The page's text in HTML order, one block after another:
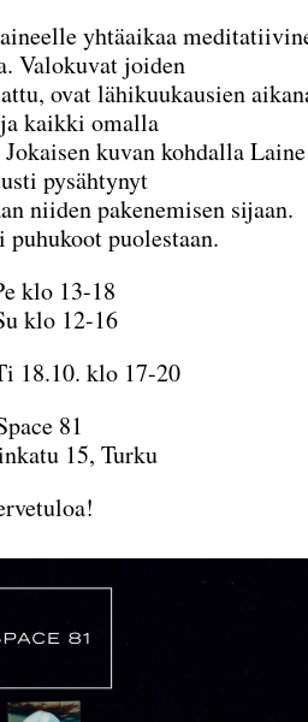
yhtäaikaa
Valokuvat joiden
ovat lähikuukausien
kaikki omalla
kuvan kohdalla
pysähtynyt
niiden pakenemisen sijaan.
puolestaan.
klo 13-18
klo 12-16
18.10. klo 17-20
81
15, Turku